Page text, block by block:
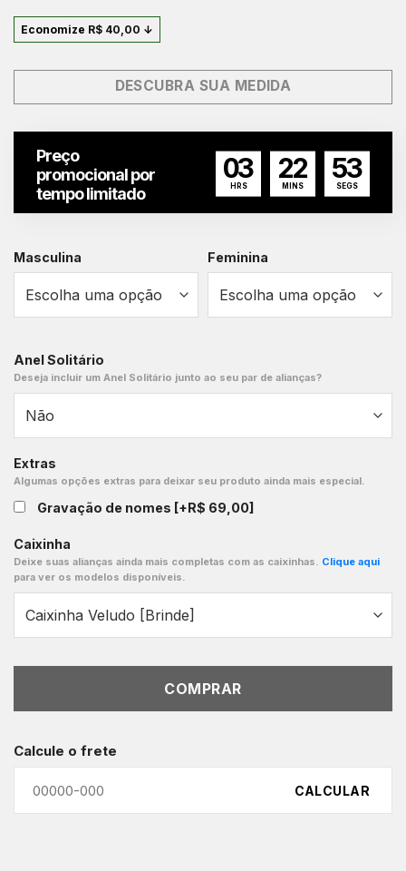
Economize R$ 40,00 ↓
DESCUBRA SUA MEDIDA
Preço
promocional por
tempo limitado
03
HRS
22
MINS
52
SEGS
Masculina Feminina
Anel Solitário
Deseja incluir um Anel Solitário junto ao seu par de alianças?
Extras
Algumas opções extras para deixar seu produto ainda mais especial.
Gravação de nomes [+R$ 69,00]
Caixinha
Deixe suas alianças ainda mais completas com as caixinhas. Clique aqui
para ver os modelos disponíveis.
COMPRAR
Calcule o frete
CALCULAR